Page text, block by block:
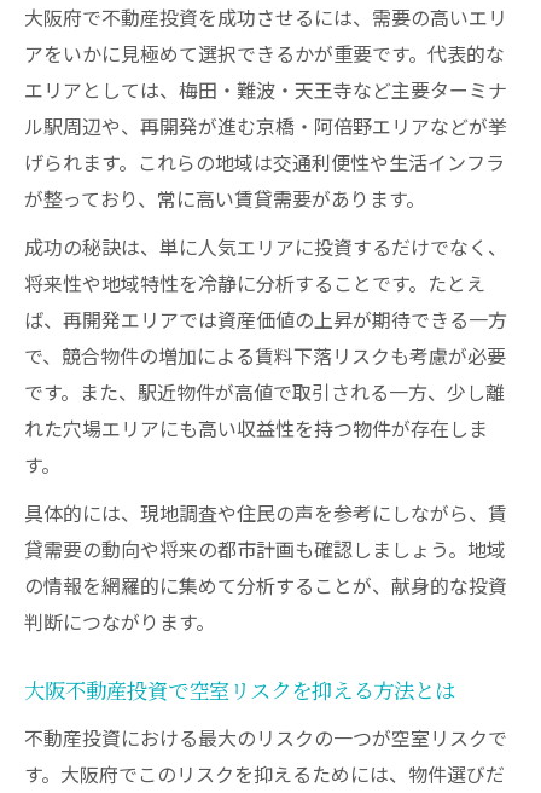
大阪府で不動産投資を成功させるには、需要の高いエリ
アをいかに見極めて選択できるかが重要です。代表的な
エリアとしては、梅田・難波・天王寺など主要ターミナ
ル駅周辺や、再開発が進む京橋・阿倍野エリアなどが挙
げられます。これらの地域は交通利便性や生活インフラ
が整っており、常に高い賃貸需要があります。
成功の秘訣は、単に人気エリアに投資するだけでなく、
将来性や地域特性を冷静に分析することです。たとえ
ば、再開発エリアでは資産価値の上昇が期待できる一方
で、競合物件の増加による賃料下落リスクも考慮が必要
です。また、駅近物件が高値で取引される一方、少し離
れた穴場エリアにも高い収益性を持つ物件が存在しま
す。
具体的には、現地調査や住民の声を参考にしながら、賃
貸需要の動向や将来の都市計画も確認しましょう。地域
の情報を網羅的に集めて分析することが、献身的な投資
判断につながります。
大阪不動産投資で空室リスクを抑える方法とは
不動産投資における最大のリスクの一つが空室リスクで
す。大阪府でこのリスクを抑えるためには、物件選びだ